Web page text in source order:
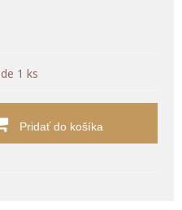
1 ks
Pridať do košíka